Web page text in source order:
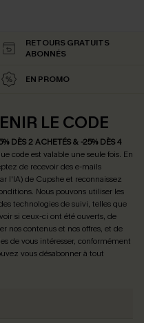
RETOURS GRATUITS
ABONNÉS
EN PROMO
LE CODE
DÈS 2 ACHETÉS & -25% DÈS 4
code est valable une seule fois. En
de recevoir des e-mails
l'IA) de Cupshe et reconnaissez
. Nous pouvons utiliser les
technologies de suivi, telles que
si ceux-ci ont été ouverts, de
nos contenus et nos offres, et de
de vous intéresser, conformément
vous désabonner à tout